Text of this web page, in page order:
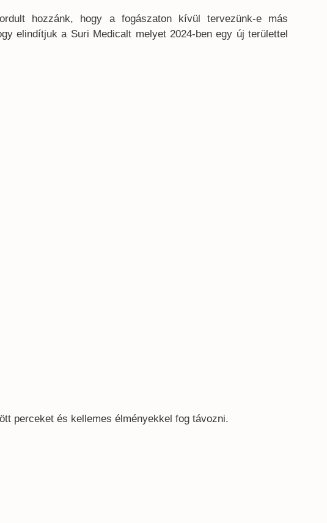
hozzánk, hogy a fogászaton kívül tervezünk-e más
elindítjuk a Suri Medicalt melyet 2024-ben egy új területtel
perceket és kellemes élményekkel fog távozni.